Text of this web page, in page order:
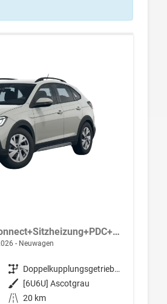
Trend 115PS DSG AppConnect+Sitzheizung+PDC+Alu16+LED+DAB+FrontAssist
Neuwagen
Getriebe
Doppelkupplungsgetriebe (DSG)
Außenfarbe
[6U6U] Ascotgrau
Kilometerstand 20 km